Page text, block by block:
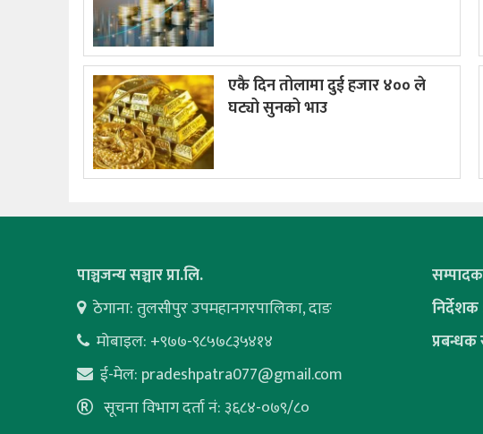
एकै दिन तोलामा दुई हजार ४०० ले
घट्यो सुनको भाउ
पाञ्चजन्य सञ्चार प्रा.लि.
ठेगाना: तुलसीपुर उपमहानगरपालिका, दाङ
मोबाइल: +९७७-९८५७८३५४१४
ई-मेल: pradeshpatra077@gmail.com
सूचना विभाग दर्ता नं: ३६८४-०७९/८०